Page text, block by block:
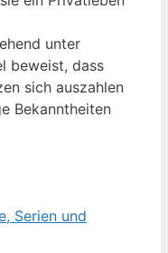
unter
beweist, dass
sich auszahlen
Bekanntheiten
Serien und